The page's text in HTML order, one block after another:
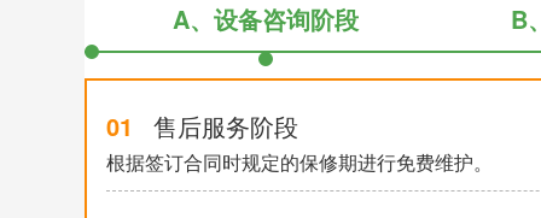
A、设备咨询阶段 B
01 售后服务阶段
根据签订合同时规定的保修期进行免费维护。